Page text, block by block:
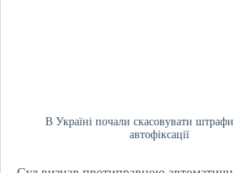
В Україні почали скасовувати
автофіксації